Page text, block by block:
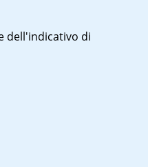
dell'indicativo di